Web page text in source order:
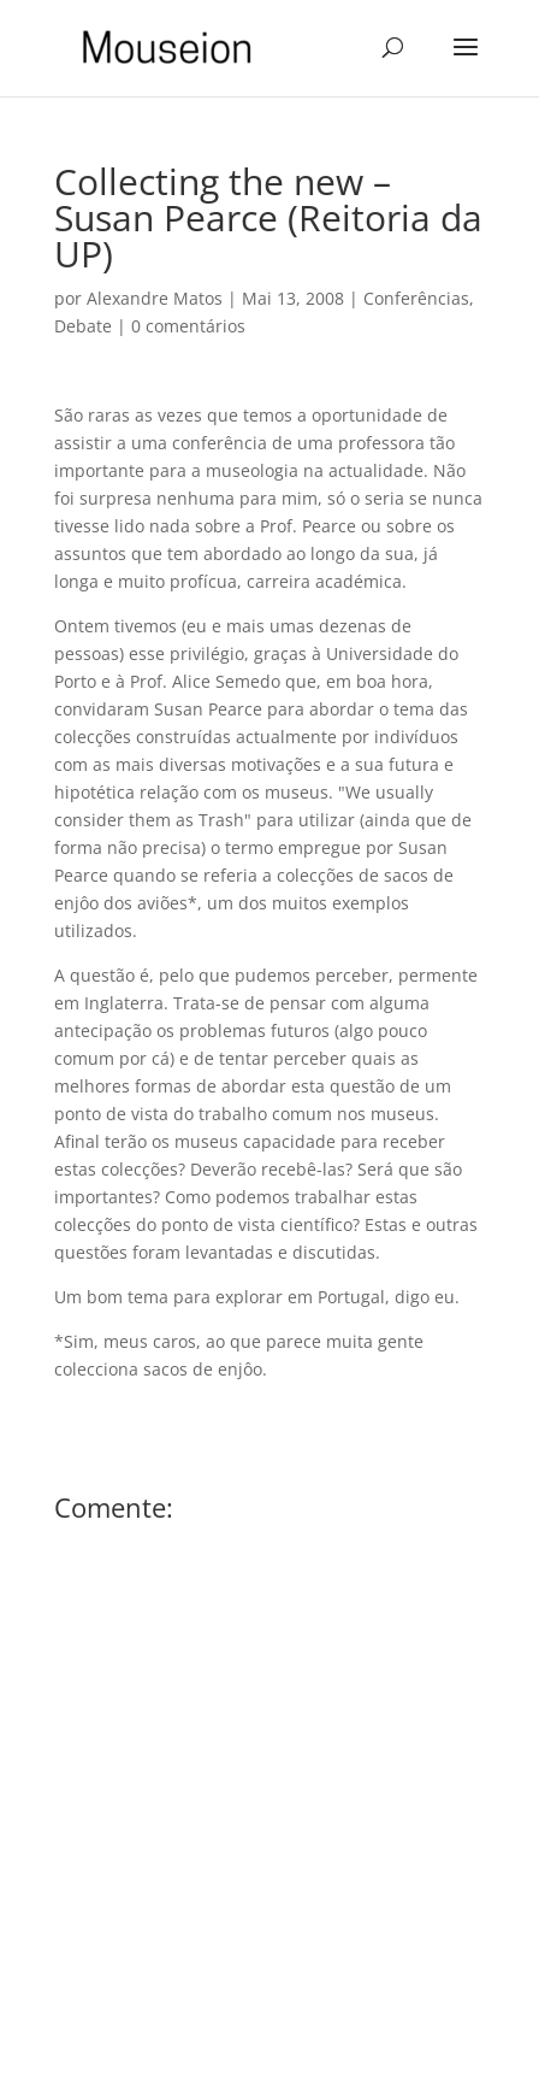
Collecting the new –
Susan Pearce (Reitoria da
UP)
por Alexandre Matos | Mai 13, 2008| Conferências,
Debate | 0 comentários
São raras as vezes que temos a oportunidade de
assistir a uma conferência de uma professora tão
importante para a museologia na actualidade. Não
foi surpresa nenhuma para mim, só o seria se nunca
tivesse lido nada sobre a Prof. Pearce ou sobre os
assuntos que tem abordado ao longo da sua, já
longa e muito profícua, carreira académica.
Ontem tivemos (eu e mais umas dezenas de
pessoas) esse privilégio, graças à Universidade do
Porto e à Prof. Alice Semedo que, em boa hora,
convidaram Susan Pearce para abordar o tema das
colecções construídas actualmente por indivíduos
com as mais diversas motivações e a sua futura e
hipotética relação com os museus. "We usually
consider them as Trash" para utilizar (ainda que de
forma não precisa) o termo empregue por Susan
Pearce quando se referia a colecções de sacos de
enjôo dos aviões*, um dos muitos exemplos
utilizados.
A questão é, pelo que pudemos perceber, permente
em Inglaterra. Trata-se de pensar com alguma
antecipação os problemas futuros (algo pouco
comum por cá) e de tentar perceber quais as
melhores formas de abordar esta questão de um
ponto de vista do trabalho comum nos museus.
Afinal terão os museus capacidade para receber
estas colecções? Deverão recebê-las? Será que são
importantes? Como podemos trabalhar estas
colecções do ponto de vista científico? Estas e outras
questões foram levantadas e discutidas.
Um bom tema para explorar em Portugal, digo eu.
*Sim, meus caros, ao que parece muita gente
colecciona sacos de enjôo.
Comente: